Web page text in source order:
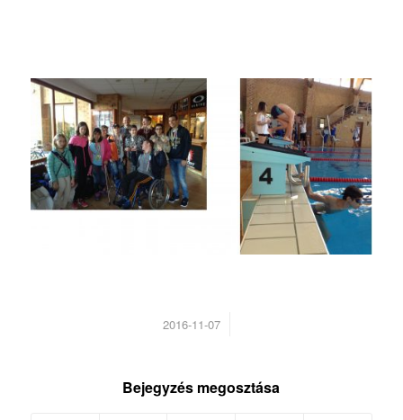
2016-11-07
/
Bejegyzés megosztása